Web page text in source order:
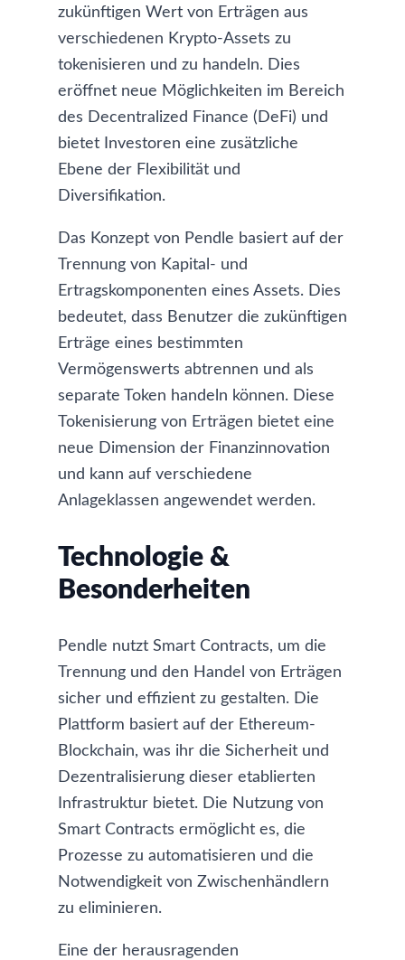
zukünftigen Wert von Erträgen aus
verschiedenen Krypto-Assets zu
tokenisieren und zu handeln. Dies
eröffnet neue Möglichkeiten im Bereich
des Decentralized Finance (DeFi) und
bietet Investoren eine zusätzliche
Ebene der Flexibilität und
Diversifikation.
Das Konzept von Pendle basiert auf der
Trennung von Kapital- und
Ertragskomponenten eines Assets. Dies
bedeutet, dass Benutzer die zukünftigen
Erträge eines bestimmten
Vermögenswerts abtrennen und als
separate Token handeln können. Diese
Tokenisierung von Erträgen bietet eine
neue Dimension der Finanzinnovation
und kann auf verschiedene
Anlageklassen angewendet werden.
Technologie &
Besonderheiten
Pendle nutzt Smart Contracts, um die
Trennung und den Handel von Erträgen
sicher und effizient zu gestalten. Die
Plattform basiert auf der Ethereum-
Blockchain, was ihr die Sicherheit und
Dezentralisierung dieser etablierten
Infrastruktur bietet. Die Nutzung von
Smart Contracts ermöglicht es, die
Prozesse zu automatisieren und die
Notwendigkeit von Zwischenhändlern
zu eliminieren.
Eine der herausragenden